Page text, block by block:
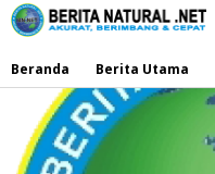
Lewati
ke
Beranda
Berita Utama